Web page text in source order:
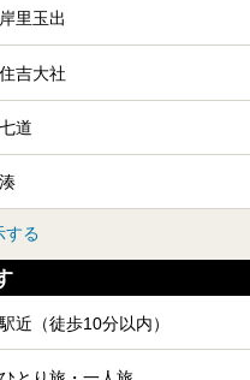
岸里玉出
住吉大社
七道
湊
する
駅近（徒歩10分以内）